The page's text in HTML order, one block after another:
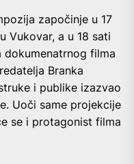
započinje u 17
Vukovar, a u 18 sati
filma
Branka
i publike izazvao
Uoči same projekcije
se i protagonist filma